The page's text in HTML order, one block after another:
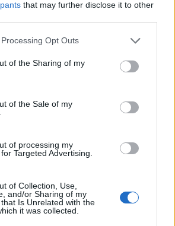
that may further disclose it to other
Opt Outs
of the Sharing of my
of the Sale of my
of processing my
Targeted Advertising.
of Collection, Use,
and/or Sharing of my
Is Unrelated with the
it was collected.
per i server TNAS, migliorare la
dello spazio di archiviazione e condividere
in remoto.
i NAS
competitivo e dal prezzo contenuto, che
configurazione flessibile e prestazioni
dalla configurazione e dalla
della sua categoria in termini di
e soddisfazione degli utenti.